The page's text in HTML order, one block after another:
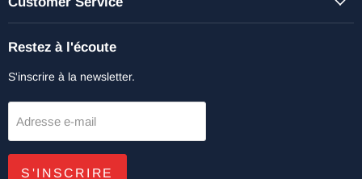
Restez à l'écoute
S'inscrire à la newsletter.
Adresse e-mail
S'INSCRIRE